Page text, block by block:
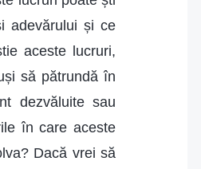
adevărului și ce
aceste lucruri,
să pătrundă în
dezvăluite sau
în care aceste
Dacă vrei să